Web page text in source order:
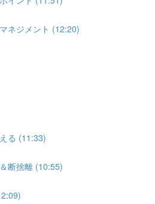
ネジメント (12:20)
る (11:33)
断捨離 (10:55)